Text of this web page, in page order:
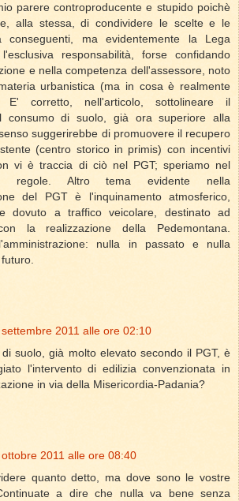
parere controproducente e stupido poichè
alla stessa, di condividere le scelte e le
conseguenti, ma evidentemente la Lega
responsabilità, forse confidando
e nella competenza dell'assessore, noto
urbanistica (ma in cosa è realmente
E' corretto, nell'articolo, sottolineare il
consumo di suolo, già ora superiore alla
suggerirebbe di promuovere il recupero
(centro storico in primis) con incentivi
vi è traccia di ciò nel PGT; speriamo nel
regole. Altro tema evidente nella
del PGT è l'inquinamento atmosferico,
dovuto a traffico veicolare, destinato ad
la realizzazione della Pedemontana.
nulla in passato e nulla
settembre 2011 alle ore 02:10
suolo, già molto elevato secondo il PGT, è
l'intervento di edilizia convenzionata in
in via della Misericordia-Padania?
2011 alle ore 08:40
quanto detto, ma dove sono le vostre
a dire che nulla va bene senza